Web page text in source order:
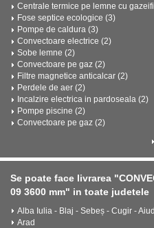
Centrale termice pe lemne cu
Fose septice ecologice (3)
Pompe de caldura (3)
Convectoare electrice (2)
Sobe lemne (2)
Convectoare pe gaz (2)
Filtre magnetice anticalcar (2)
Perdele de aer (2)
Incalzire electrica in pardoseala (2)
Pompe piscine (2)
Convectoare pe gaz (2)
Se poate face livrarea
09 3600 mm" in toate judetele
Alba Iulia - Blaj - Sebeș - Cugir - Aiud
Arad